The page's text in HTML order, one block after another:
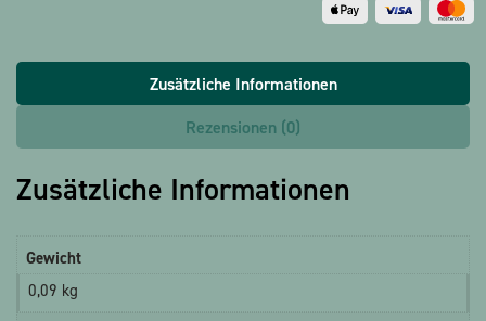
Zusätzliche Informationen
Rezensionen (0)
Zusätzliche Informationen
Gewicht
0,09 kg